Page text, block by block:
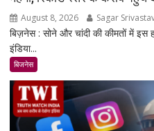
August 8, 2026 Sagar
बिज़नेस : सोने और चांदी की कीमतों में इस
इंडिया...
बिजनेस